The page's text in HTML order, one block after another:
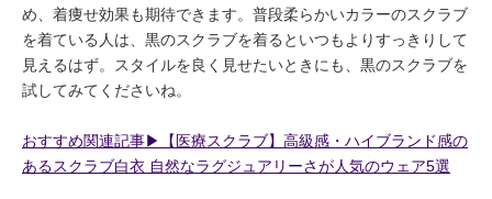
め、着痩せ効果も期待できます。普段柔らかいカラーのスクラブ
を着ている人は、黒のスクラブを着るといつもよりすっきりして
見えるはず。スタイルを良く見せたいときにも、黒のスクラブを
試してみてくださいね。
おすすめ関連記事▶︎【医療スクラブ】高級感・ハイブランド感の
あるスクラブ白衣 自然なラグジュアリーさが人気のウェア5選